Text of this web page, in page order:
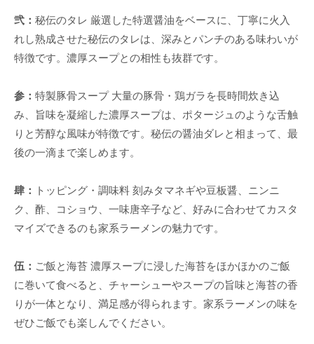
弐： 秘伝のタレ 厳選した特選醤油をベースに、丁寧に火入
れし熟成させた秘伝のタレは、深みとパンチのある味わいが
特徴です。濃厚スープとの相性も抜群です。
参： 特製豚骨スープ 大量の豚骨・鶏ガラを長時間炊き込
み、旨味を凝縮した濃厚スープは、ポタージュのような舌触
りと芳醇な風味が特徴です。秘伝の醤油ダレと相まって、最
後の一滴まで楽しめます。
肆：
トッピング・調味料 刻みタマネギや豆板醤、ニンニ
ク、酢、コショウ、一味唐辛子など、好みに合わせてカスタ
マイズできるのも家系ラーメンの魅力です。
伍： ご飯と海苔 濃厚スープに浸した海苔をほかほかのご飯
に巻いて食べると、チャーシューやスープの旨味と海苔の香
りが一体となり、満足感が得られます。家系ラーメンの味を
ぜひご飯でも楽しんでください。